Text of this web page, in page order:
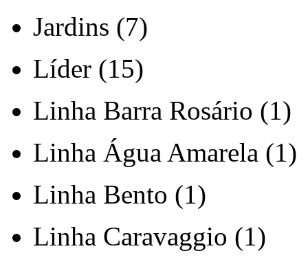
Jardins (7)
Líder (15)
Linha Barra Rosário (1)
Linha Água Amarela (1)
Linha Bento (1)
Linha Caravaggio (1)